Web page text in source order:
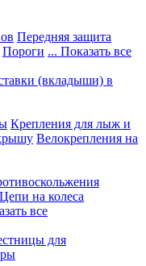
Передняя защита
Пороги ... Показать все
(вкладыши) в
Крепления для лыж и
Велокрепления на
Цепи на колеса
все
для